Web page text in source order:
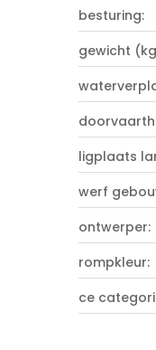
besturing:
gewicht
ligplaats
werf
ontwerper:
rompkleur:
ce